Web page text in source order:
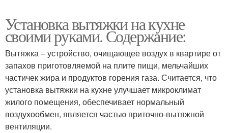
Установка вытяжки на кухне
своими руками. Содержание:
Вытяжка – устройство, очищающее воздух в квартире от
запахов приготовляемой на плите пищи, мельчайших
частичек жира и продуктов горения газа. Считается, что
установка вытяжки на кухне улучшает микроклимат
жилого помещения, обеспечивает нормальный
воздухообмен, является частью приточно-вытяжной
вентиляции.